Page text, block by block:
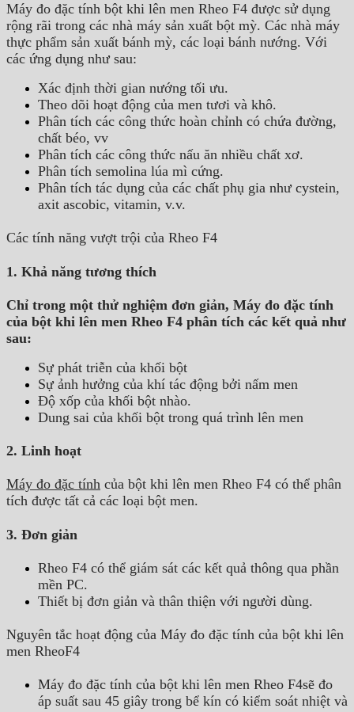
Máy đo đặc tính bột khi lên men Rheo F4 được sử dụng
rộng rãi trong các nhà máy sản xuất bột mỳ. Các nhà máy
thực phẩm sản xuất bánh mỳ, các loại bánh nướng. Với
các ứng dụng như sau:
Xác định thời gian nướng tối ưu.
Theo dõi hoạt động của men tươi và khô.
Phân tích các công thức hoàn chỉnh có chứa đường,
chất béo, vv
Phân tích các công thức nấu ăn nhiều chất xơ.
Phân tích semolina lúa mì cứng.
Phân tích tác dụng của các chất phụ gia như cystein,
axit ascobic, vitamin, v.v.
Các tính năng vượt trội của Rheo F4
1. Khả năng tương thích
Chỉ trong một thử nghiệm đơn giản, Máy đo đặc tính
của bột khi lên men Rheo F4 phân tích các kết quả như
sau:
Sự phát triễn của khối bột
Sự ảnh hưởng của khí tác động bởi nấm men
Độ xốp của khối bột nhào.
Dung sai của khối bột trong quá trình lên men
2. Linh hoạt
Máy đo đặc tính của bột khi lên men Rheo F4 có thể phân
tích được tất cả các loại bột men.
3. Đơn giản
Rheo F4 có thể giám sát các kết quả thông qua phần
mền PC.
Thiết bị đơn giản và thân thiện với người dùng.
Nguyên tắc hoạt động của Máy đo đặc tính của bột khi lên
men RheoF4
Máy đo đặc tính của bột khi lên men Rheo F4sẽ đo
áp suất sau 45 giây trong bể kín có kiểm soát nhiệt và